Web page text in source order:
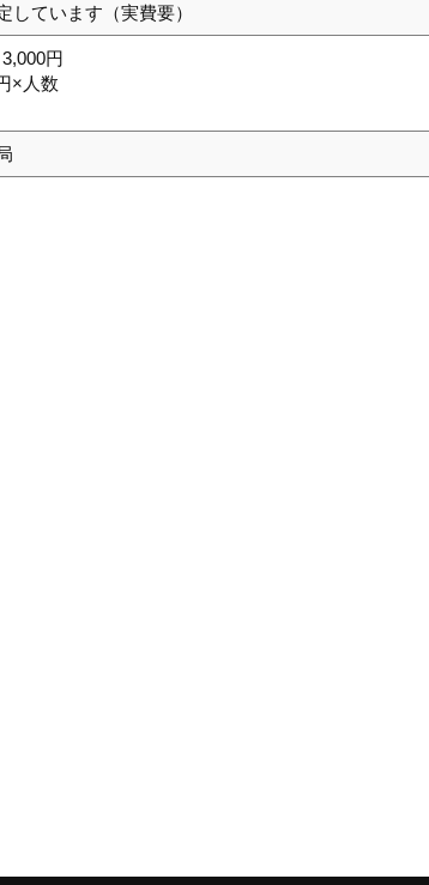
ています（実費要）
円
×人数